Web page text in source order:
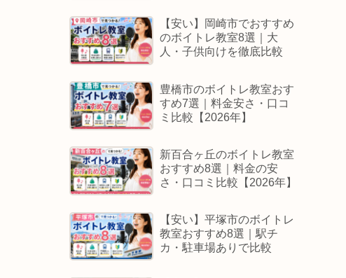
【安い】岡崎市でおすすめ
のボイトレ教室8選｜大
人・子供向けを徹底比較
豊橋市のボイトレ教室おす
すめ7選｜料金安さ・口コ
ミ比較【2026年】
新百合ヶ丘のボイトレ教室
おすすめ8選｜料金の安
さ・口コミ比較【2026年】
【安い】平塚市のボイトレ
教室おすすめ8選｜駅チ
カ・駐車場ありで比較